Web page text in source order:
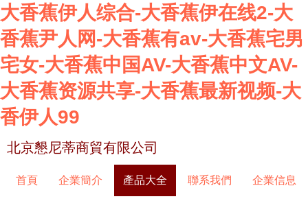
大香蕉伊人综合-大香蕉伊在线2-大
香蕉尹人网-大香蕉有av-大香蕉宅男
宅女-大香蕉中国AV-大香蕉中文AV-
大香蕉资源共享-大香蕉最新视频-大
香伊人99
北京懇尼蒂商貿有限公司
首頁 企業簡介 產品大全 聯系我們 企業信息